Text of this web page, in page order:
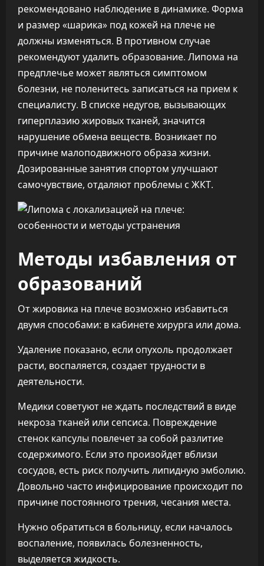
рекомендовано наблюдение в динамике. Форма
и размер «шарика» под кожей на плече не
должны изменяться. В противном случае
рекомендуют удалить образование. Липома на
предплечье может являться симптомом
болезни, не поленитесь записаться на прием к
специалисту. В списке недугов, вызывающих
гиперплазию жировых тканей, значится
нарушение обмена веществ. Возникает по
причине малоподвижного образа жизни.
Дозированные занятия спортом улучшают
самочувствие, отдаляют проблемы с ЖКТ.
Методы избавления от
образований
От жировика на плече возможно избавиться
двумя способами: в кабинете хирурга или дома.
Удаление показано, если опухоль продолжает
расти, воспаляется, создает трудности в
деятельности.
Медики советуют не ждать последствий в виде
некроза тканей или сепсиса. Повреждение
стенок капсулы повлечет за собой разлитие
содержимого. Если это произойдет вблизи
сосудов, есть риск получить липидную эмболию.
Довольно часто инфицирование происходит по
причине постоянного трения, чесания места.
Нужно обратиться в больницу, если началось
воспаление, появилась болезненность,
выделяется жидкость.